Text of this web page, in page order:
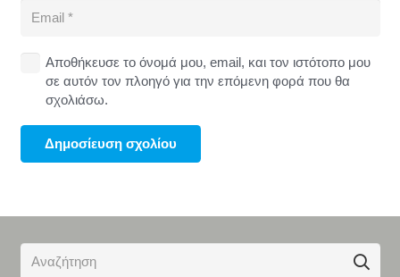
Αποθήκευσε το όνομά μου, email, και τον ιστότοπο μου
σε αυτόν τον πλοηγό για την επόμενη φορά που θα
σχολιάσω.
Δημοσίευση σχολίου